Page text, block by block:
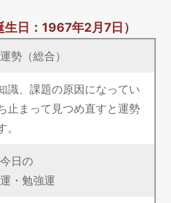
生日：1967年2月7日）
勢（総合）
識、課題の原因になってい
止まって見つめ直すと運勢
今日の
・勉強運